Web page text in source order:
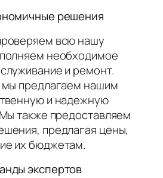
решения
всю нашу
необходимое
и ремонт.
предлагаем нашим
и надежную
также предоставляем
предлагая цены,
их бюджетам.
экспертов